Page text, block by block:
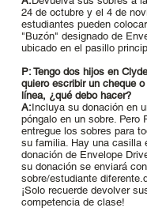
24 de octubre y el 4 de
estudiantes pueden
"Buzón" designado de
ubicado en el pasillo
P: Tengo dos hijos en
quiero escribir un cheque
línea, ¿qué debo hacer?
A:Incluya su donación en
póngalo en un sobre. Pero
entregue los sobres para
su familia. Hay una casilla
donación de Envelope
su donación se enviará
sobre/estudiante diferente.
¡Solo recuerde devolver
competencia de clase!